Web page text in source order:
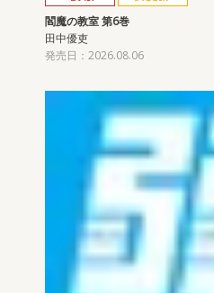
閻魔の教室 第6巻
田中優吏
発売日：2026.08.06